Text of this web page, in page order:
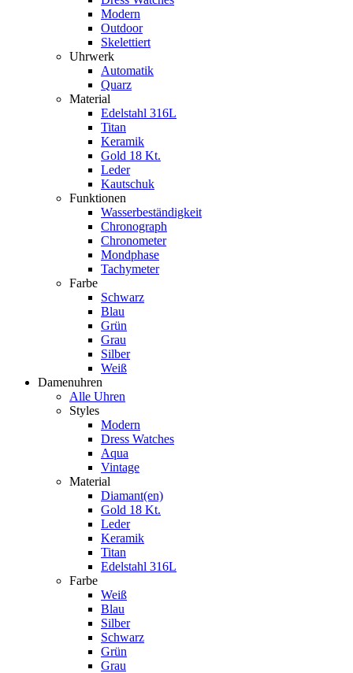
Modern
Outdoor
Skelettiert
Uhrwerk
Automatik
Quarz
Material
Edelstahl 316L
Titan
Keramik
Gold 18 Kt.
Leder
Kautschuk
Funktionen
Wasserbeständigkeit
Chronograph
Chronometer
Mondphase
Tachymeter
Farbe
Schwarz
Blau
Grün
Grau
Silber
Weiß
Damenuhren
Alle Uhren
Styles
Modern
Dress Watches
Aqua
Vintage
Material
Diamant(en)
Gold 18 Kt.
Leder
Keramik
Titan
Edelstahl 316L
Farbe
Weiß
Blau
Silber
Schwarz
Grün
Grau